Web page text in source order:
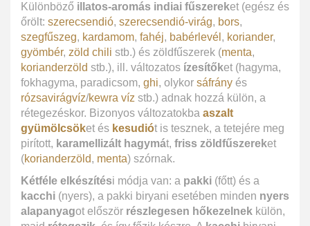
Különböző illatos-aromás indiai fűszereket (egész és
őrölt: szerecsendió, szerecsendió-virág, bors,
szegfűszeg, kardamom, fahéj, babérlevél , koriander,
gyömbér, zöld chili stb.) és zöldfűszerek (menta,
korianderzöld stb.), ill. változatos ízesítőket (hagyma,
fokhagyma, paradicsom, ghi, olykor sáfrány és
rózsavirágvíz/kewra víz stb.) adnak hozzá külön, a
rétegezéskor. Bizonyos változatokba aszalt
gyümölcsöket és kesudiót is tesznek, a tetejére meg
pirított, karamellizált hagymát, friss zöldfűszereket
(korianderzöld, menta) szórnak.
Kétféle elkészítési módja van: a pakki (főtt) és a
kacchi (nyers), a pakki biryani esetében minden nyers
alapanyagot először részlegesen hőkezelnek külön,